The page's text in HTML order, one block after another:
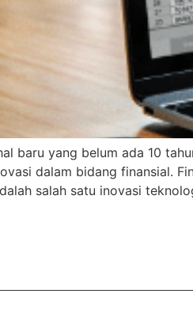
baru yang belum ada 10
dalam bidang finansial.
salah satu inovasi